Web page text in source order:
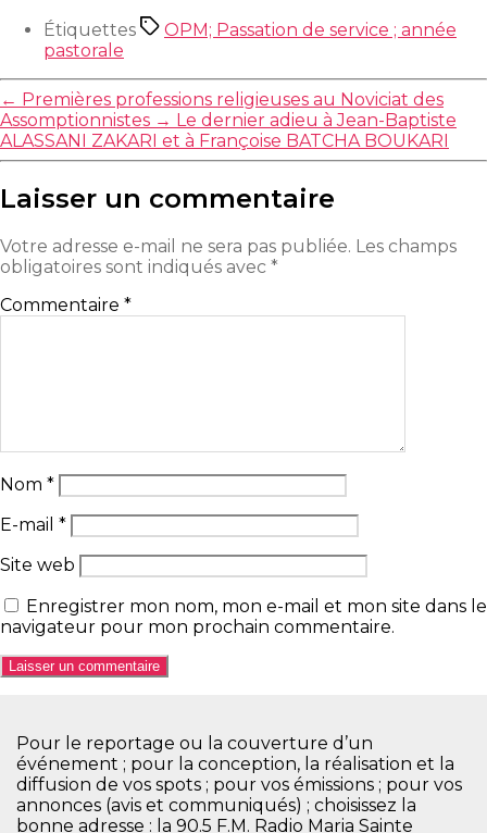
Étiquettes
OPM; Passation de service ; année
pastorale
← Premières professions religieuses au Noviciat des
Assomptionnistes → Le dernier adieu à Jean-Baptiste
ALASSANI ZAKARI et à Françoise BATCHA BOUKARI
Laisser un commentaire
Votre adresse e-mail ne sera pas publiée. Les champs
obligatoires sont indiqués avec *
Commentaire *
Nom *
E-mail *
Site web
Enregistrer mon nom, mon e-mail et mon site dans le
navigateur pour mon prochain commentaire.
Pour le reportage ou la couverture d’un
événement ; pour la conception, la réalisation et la
diffusion de vos spots ; pour vos émissions ; pour vos
annonces (avis et communiqués) ; choisissez la
bonne adresse : la 90.5 F.M. Radio Maria Sainte